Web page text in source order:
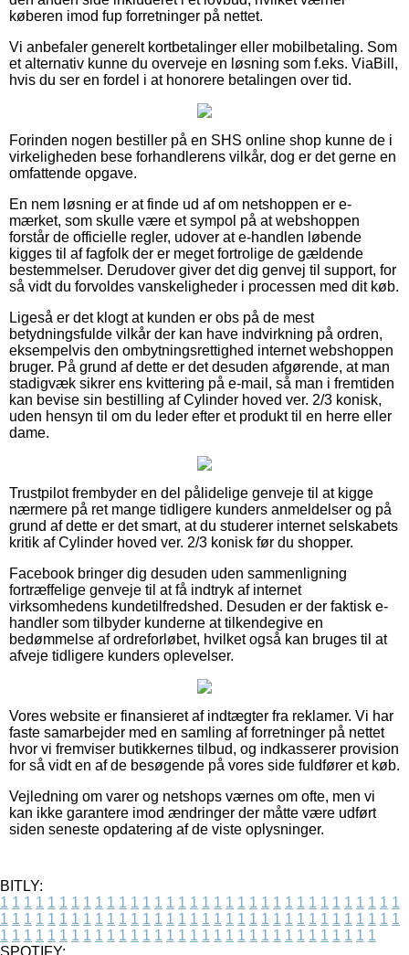
køberen imod fup forretninger på nettet.
Vi anbefaler generelt kortbetalinger eller mobilbetaling. Som
et alternativ kunne du overveje en løsning som f.eks. ViaBill,
hvis du ser en fordel i at honorere betalingen over tid.
Forinden nogen bestiller på en SHS online shop kunne de i
virkeligheden bese forhandlerens vilkår, dog er det gerne en
omfattende opgave.
En nem løsning er at finde ud af om netshoppen er e-
mærket, som skulle være et sympol på at webshoppen
forstår de officielle regler, udover at e-handlen løbende
kigges til af fagfolk der er meget fortrolige de gældende
bestemmelser. Derudover giver det dig genvej til support, for
så vidt du forvoldes vanskeligheder i processen med dit køb.
Ligeså er det klogt at kunden er obs på de mest
betydningsfulde vilkår der kan have indvirkning på ordren,
eksempelvis den ombytningsrettighed internet webshoppen
bruger. På grund af dette er det desuden afgørende, at man
stadigvæk sikrer ens kvittering på e-mail, så man i fremtiden
kan bevise sin bestilling af Cylinder hoved ver. 2/3 konisk,
uden hensyn til om du leder efter et produkt til en herre eller
dame.
Trustpilot frembyder en del pålidelige genveje til at kigge
nærmere på ret mange tidligere kunders anmeldelser og på
grund af dette er det smart, at du studerer internet selskabets
kritik af Cylinder hoved ver. 2/3 konisk før du shopper.
Facebook bringer dig desuden uden sammenligning
fortræffelige genveje til at få indtryk af internet
virksomhedens kundetilfredshed. Desuden er der faktisk e-
handler som tilbyder kunderne at tilkendegive en
bedømmelse af ordreforløbet, hvilket også kan bruges til at
afveje tidligere kunders oplevelser.
Vores website er finansieret af indtægter fra reklamer. Vi har
faste samarbejder med en samling af forretninger på nettet
hvor vi fremviser butikkernes tilbud, og indkasserer provision
for så vidt en af de besøgende på vores side fuldfører et køb.
Vejledning om varer og netshops værnes om ofte, men vi
kan ikke garantere imod ændringer der måtte være udført
siden seneste opdatering af de viste oplysninger.
BITLY:
1 1 1 1 1 1 1 1 1 1 1 1 1 1 1 1 1 1 1 1 1 1 1 1 1 1 1 1 1 1 1 1 1 1
1 1 1 1 1 1 1 1 1 1 1 1 1 1 1 1 1 1 1 1 1 1 1 1 1 1 1 1 1 1 1 1 1 1
1 1 1 1 1 1 1 1 1 1 1 1 1 1 1 1 1 1 1 1 1 1 1 1 1 1 1 1 1 1 1 1
SPOTIFY: